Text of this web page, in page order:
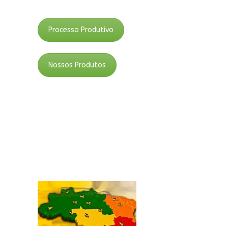
Processo Produtivo
Nossos Produtos